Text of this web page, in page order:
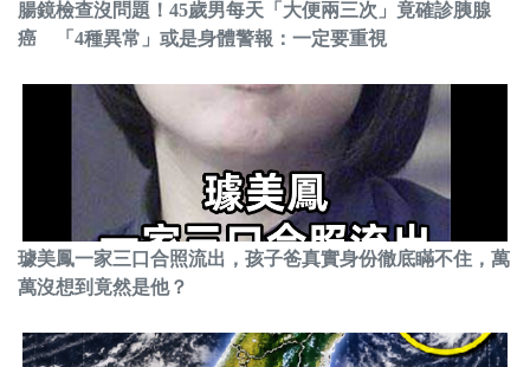
腸鏡檢查沒問題！45歲男每天「大便兩三次」竟確診胰腺
癌 「4種異常」或是身體警報：一定要重視
璩美鳳一家三口合照流出，孩子爸真實身份徹底瞞不住，萬
萬沒想到竟然是他？